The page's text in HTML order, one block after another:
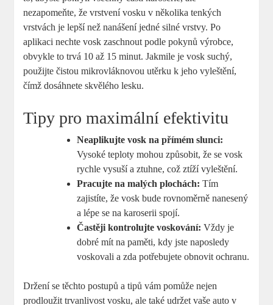
nezapomeňte, že vrstvení vosku v několika tenkých
⁢vrstvách je lepší než nanášení⁤ jedné silné vrstvy. Po
aplikaci nechte vosk⁣ zaschnout podle pokynů ‌výrobce,
obvykle to trvá 10 až 15 minut. ​Jakmile je vosk suchý,
použijte čistou mikrovláknovou utěrku k jeho vyleštění,
čímž dosáhnete skvělého lesku.
Tipy pro‍ maximální efektivitu
Neaplikujte vosk na přímém slunci:
Vysoké teploty mohou způsobit, že se vosk
rychle vysuší a ⁣ztuhne, což ztíží vyleštění.
Pracujte na malých‍ plochách: Tím
zajistíte, ​že vosk bude rovnoměrně nanesený
‍a lépe se⁣ na karoserii⁤ spojí.
Častěji kontrolujte voskování: ‍Vždy je
dobré mít‍ na paměti, kdy jste naposledy‍
voskovali a ⁢zda potřebujete obnovit ochranu.
Držení se těchto postupů a tipů vám pomůže nejen
⁢prodloužit trvanlivost vosku, ale ⁢také⁣ udržet vaše ‌auto v